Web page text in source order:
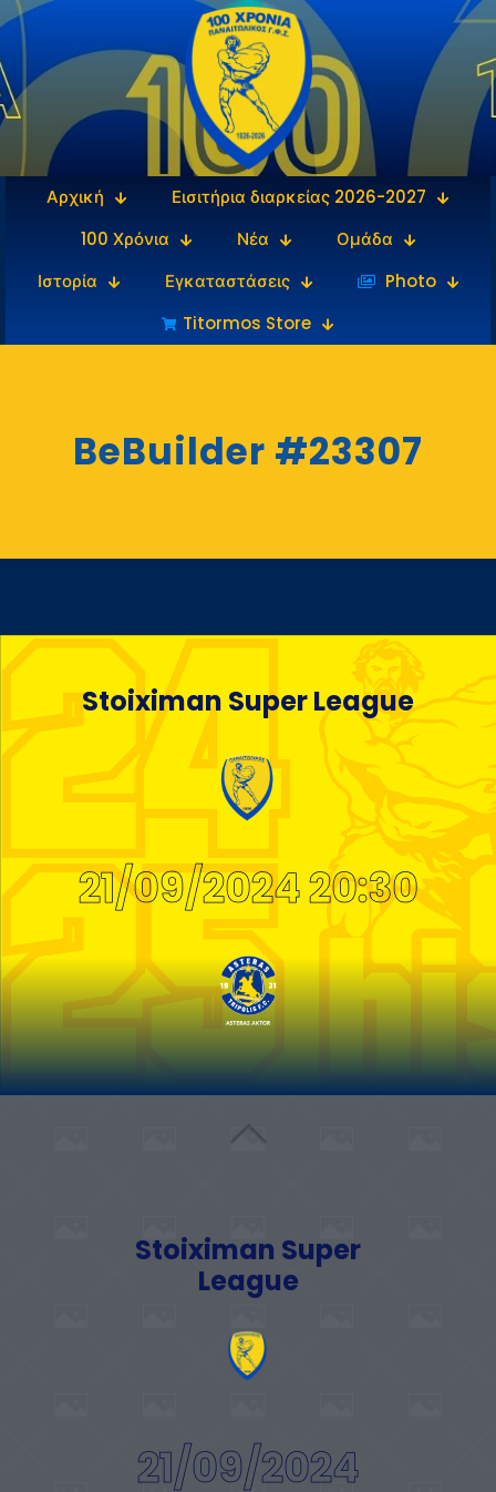
Αρχική
Εισιτήρια διαρκείας 2026-2027
100 Χρόνια
Νέα
Ομάδα
Ιστορία
Εγκαταστάσεις
‎‏‏‎ ‎Photo
Titormos Store
BeBuilder #23307
Stoiximan Super League
21/09/2024 20:30
Stoiximan Super
League
21/09/2024